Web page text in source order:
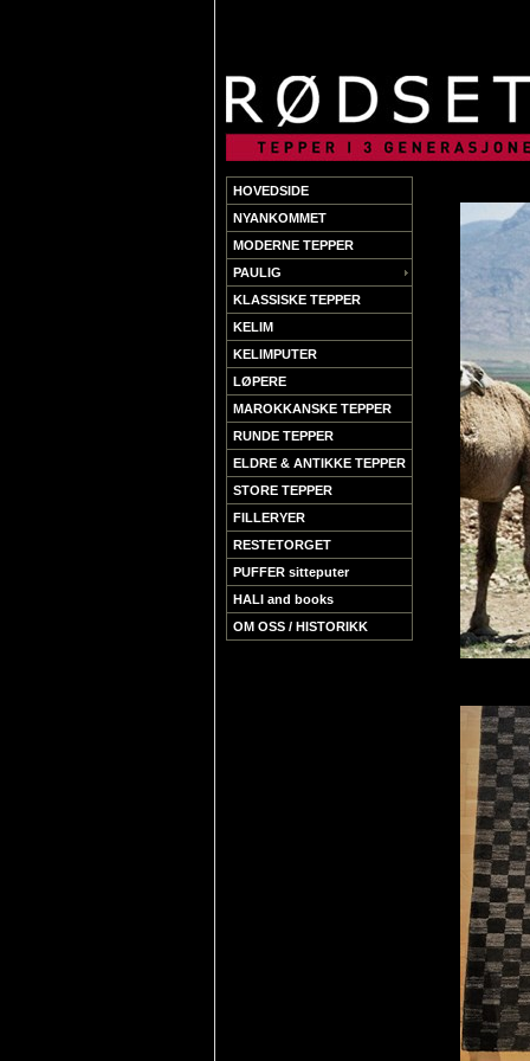
HOVEDSIDE
NYANKOMMET
MODERNE TEPPER
PAULIG
KLASSISKE TEPPER
KELIM
KELIMPUTER
LØPERE
MAROKKANSKE TEPPER
RUNDE TEPPER
ELDRE & ANTIKKE TEPPER
STORE TEPPER
FILLERYER
RESTETORGET
PUFFER sitteputer
HALI and books
OM OSS / HISTORIKK